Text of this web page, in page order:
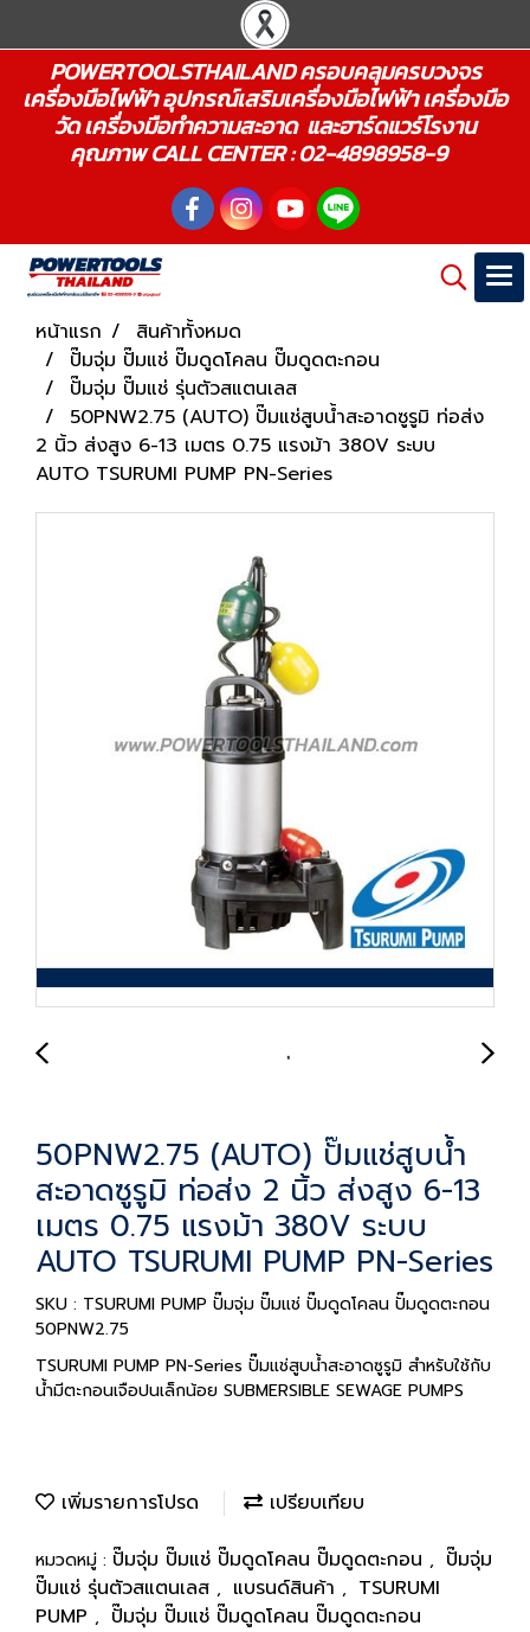
POWERTOOLSTHAILAND ครอบคลุมครบวงจร
เครื่องมือไฟฟ้า อุปกรณ์เสริมเครื่องมือไฟฟ้า เครื่องมือ
วัด เครื่องมือทำความสะอาด และฮาร์ดแวร์โรงาน
คุณภาพ CALL CENTER : 02-4898958-9
หน้าแรก
สินค้าทั้งหมด
ปั๊มจุ่ม ปั๊มแช่ ปั๊มดูดโคลน ปั๊มดูดตะกอน
ปั๊มจุ่ม ปั๊มแช่ รุ่นตัวสแตนเลส
50PNW2.75 (AUTO) ปั๊มแช่สูบน้ำสะอาดซูรูมิ ท่อส่ง
2 นิ้ว ส่งสูง 6-13 เมตร 0.75 แรงม้า 380V ระบบ
AUTO TSURUMI PUMP PN-Series
50PNW2.75 (AUTO) ปั๊มแช่สูบน้ำ
สะอาดซูรูมิ ท่อส่ง 2 นิ้ว ส่งสูง 6-13
เมตร 0.75 แรงม้า 380V ระบบ
AUTO TSURUMI PUMP PN-Series
SKU : TSURUMI PUMP ปั๊มจุ่ม ปั๊มแช่ ปั๊มดูดโคลน ปั๊มดูดตะกอน
50PNW2.75
TSURUMI PUMP PN-Series ปั๊มแช่สูบน้ำสะอาดซูรูมิ สำหรับใช้กับ
น้ำมีตะกอนเจือปนเล็กน้อย SUBMERSIBLE SEWAGE PUMPS
เพิ่มรายการโปรด เปรียบเทียบ
หมวดหมู่ : ปั๊มจุ่ม ปั๊มแช่ ปั๊มดูดโคลน ปั๊มดูดตะกอน , ปั๊มจุ่ม
ปั๊มแช่ รุ่นตัวสแตนเลส , แบรนด์สินค้า , TSURUMI
PUMP , ปั๊มจุ่ม ปั๊มแช่ ปั๊มดูดโคลน ปั๊มดูดตะกอน